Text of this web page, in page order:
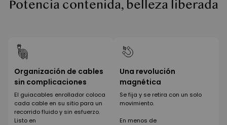
Potencia contenida, belleza liberada
Organización de cables
sin complicaciones
El guiacables enrollador coloca
cada cable en su sitio para un
recorrido fluido y sin esfuerzo.
Listo en
Una revolución
magnética
Se fija y se retira con un solo
movimiento.
En menos de